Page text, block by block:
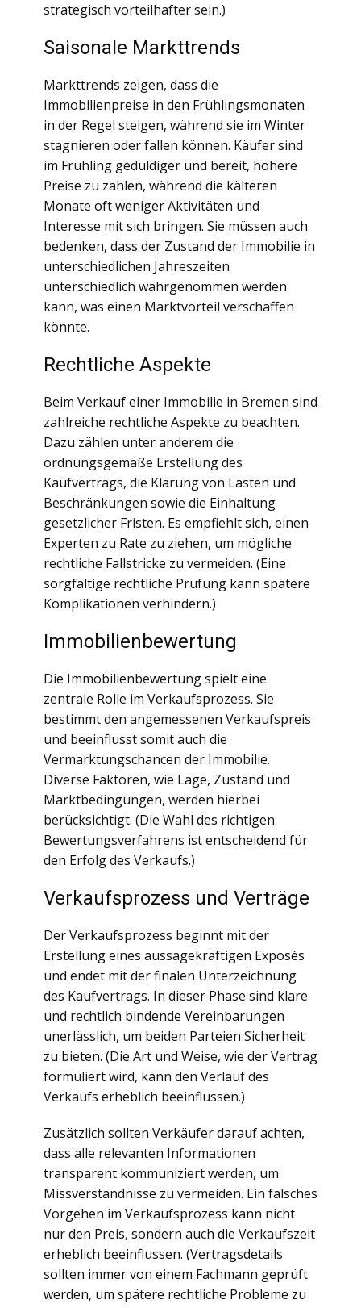
strategisch vorteilhafter sein.)
Saisonale Markttrends
Markttrends zeigen, dass die
Immobilienpreise in den Frühlingsmonaten
in der Regel steigen, während sie im Winter
stagnieren oder fallen können. Käufer sind
im Frühling geduldiger und bereit, höhere
Preise zu zahlen, während die kälteren
Monate oft weniger Aktivitäten und
Interesse mit sich bringen. Sie müssen auch
bedenken, dass der Zustand der Immobilie in
unterschiedlichen Jahreszeiten
unterschiedlich wahrgenommen werden
kann, was einen Marktvorteil verschaffen
könnte.
Rechtliche Aspekte
Beim Verkauf einer Immobilie in Bremen sind
zahlreiche rechtliche Aspekte zu beachten.
Dazu zählen unter anderem die
ordnungsgemäße Erstellung des
Kaufvertrags, die Klärung von Lasten und
Beschränkungen sowie die Einhaltung
gesetzlicher Fristen. Es empfiehlt sich, einen
Experten zu Rate zu ziehen, um mögliche
rechtliche Fallstricke zu vermeiden. (Eine
sorgfältige rechtliche Prüfung kann spätere
Komplikationen verhindern.)
Immobilienbewertung
Die Immobilienbewertung spielt eine
zentrale Rolle im Verkaufsprozess. Sie
bestimmt den angemessenen Verkaufspreis
und beeinflusst somit auch die
Vermarktungschancen der Immobilie.
Diverse Faktoren, wie Lage, Zustand und
Marktbedingungen, werden hierbei
berücksichtigt. (Die Wahl des richtigen
Bewertungsverfahrens ist entscheidend für
den Erfolg des Verkaufs.)
Verkaufsprozess und Verträge
Der Verkaufsprozess beginnt mit der
Erstellung eines aussagekräftigen Exposés
und endet mit der finalen Unterzeichnung
des Kaufvertrags. In dieser Phase sind klare
und rechtlich bindende Vereinbarungen
unerlässlich, um beiden Parteien Sicherheit
zu bieten. (Die Art und Weise, wie der Vertrag
formuliert wird, kann den Verlauf des
Verkaufs erheblich beeinflussen.)
Zusätzlich sollten Verkäufer darauf achten,
dass alle relevanten Informationen
transparent kommuniziert werden, um
Missverständnisse zu vermeiden. Ein falsches
Vorgehen im Verkaufsprozess kann nicht
nur den Preis, sondern auch die Verkaufszeit
erheblich beeinflussen. (Vertragsdetails
sollten immer von einem Fachmann geprüft
werden, um spätere rechtliche Probleme zu